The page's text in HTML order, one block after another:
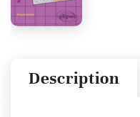
Description